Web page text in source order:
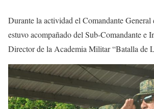
Durante la actividad el Comandante
estuvo acompañado del Sub-Comandante e
Director de la Academia Militar “Batalla de